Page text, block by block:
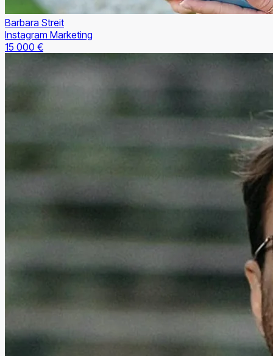
Barbara Streit
Instagram Marketing
15 000 €